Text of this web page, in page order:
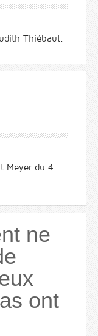
Thiébaut.
Meyer du 4
ne
ont